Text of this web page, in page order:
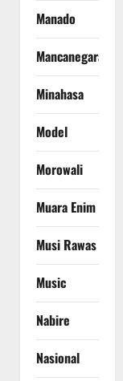
Manado
Mancanegara
Minahasa
Model
Morowali
Muara Enim
Musi Rawas
Music
Nabire
Nasional